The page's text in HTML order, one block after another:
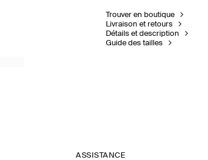
Trouver en boutique
Livraison et retours
Détails et description
Guide des tailles
ASSISTANCE